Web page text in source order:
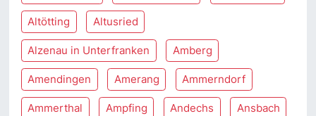
Altötting Altusried
Alzenau in Unterfranken Amberg
Amendingen Amerang Ammerndorf
Ammerthal Ampfing Andechs Ansbach